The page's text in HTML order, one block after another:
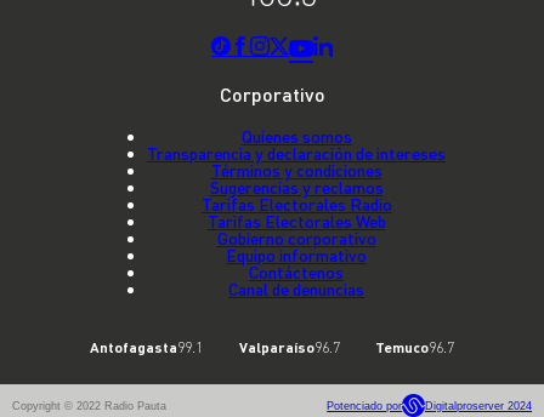
Corporativo
Quienes somos
Transparencia y declaración de intereses
Términos y condiciones
Sugerencias y reclamos
Tarifas Electorales Radio
Tarifas Electorales Web
Gobierno corporativo
Equipo informativo
Contáctenos
Canal de denuncias
Antofagasta99.1 Valparaíso96.7 Temuco96.7
Copyright © 2022 Radio Pauta Potenciado por Digitalproserver 2024